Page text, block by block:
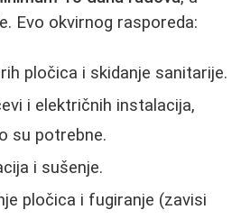
Evo okvirnog rasporeda:
pločica i skidanje sanitarije.
i električnih instalacija,
su potrebne.
i sušenje.
pločica i fugiranje (zavisi